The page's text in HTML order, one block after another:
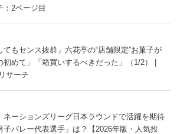
：2ページ目
てもセンス抜群」六花亭の“店舗限定”お菓子が
めて」「箱買いするべきだった」（1/2） |
サーチ
ネーションズリーグ日本ラウンドで活躍を期待
子バレー代表選手」は？【2026年版・人気投